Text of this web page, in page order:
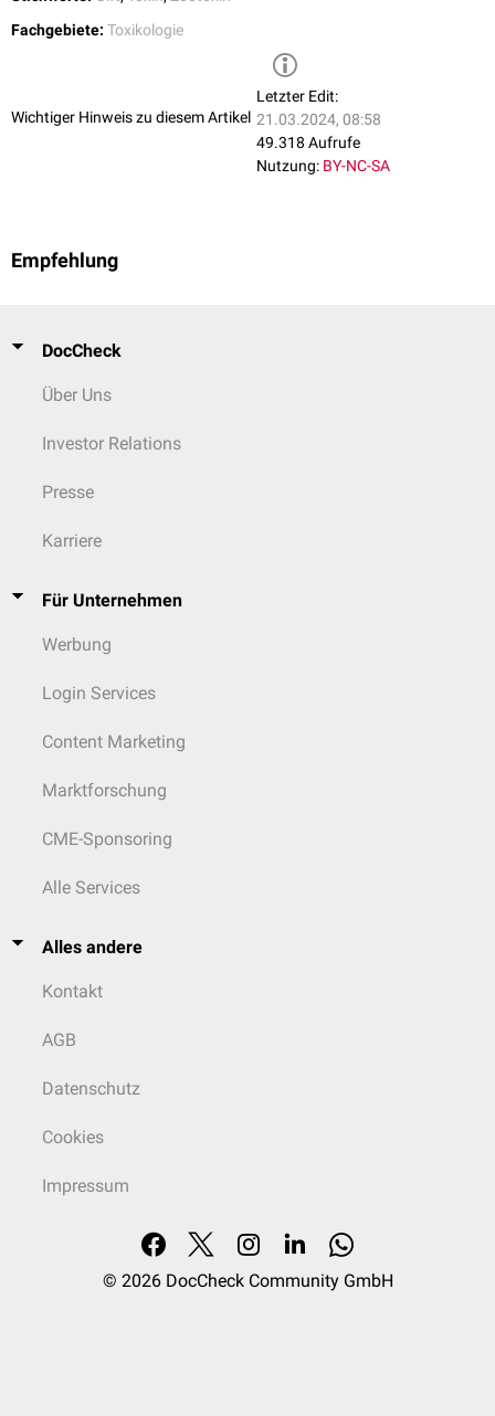
Durch die allergene Wirkung der Toxine kann es über die direkte
anaphylaktischen Schock
Fachgebiete: Toxikologie
Wichtiger Hinweis zu diesem Artikel
Letzter Edit:
21.03.2024, 08:58
49.318 Aufrufe
Nutzung: BY-NC-SA
Empfehlung
DocCheck
Über Uns
Investor Relations
Presse
Karriere
Für Unternehmen
Werbung
Login Services
Content Marketing
Marktforschung
CME-Sponsoring
Alle Services
Alles andere
Kontakt
AGB
Datenschutz
Cookies
Impressum
© 2026 DocCheck Community GmbH